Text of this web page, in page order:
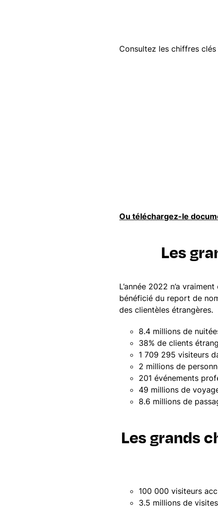
Consultez les chiffres
Ou téléchargez-le
Les
L’année 2022 n’a
bénéficié du report de
des clientèles étrangères.
8.4 millions de
38% de clients
1 709 295 visiteurs
2 millions de
201 événements
49 millions de
8.6 millions de
Les grands
100 000 visiteurs
3.5 millions de